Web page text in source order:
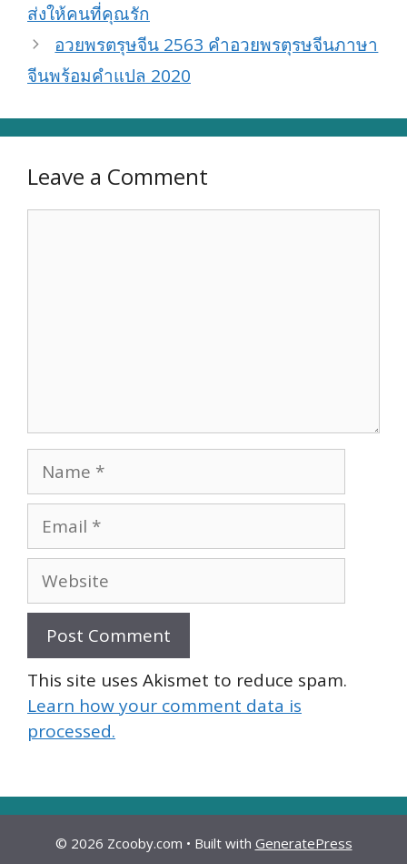
ส่งให้คนที่คุณรัก
อวยพรตรุษจีน 2563 คำอวยพรตุรษจีนภาษา
จีนพร้อมคำแปล 2020
Leave a Comment
Name
Email
Website
This site uses Akismet to reduce spam.
Learn how your comment data is
processed.
© 2026 Zcooby.com • Built with GeneratePress